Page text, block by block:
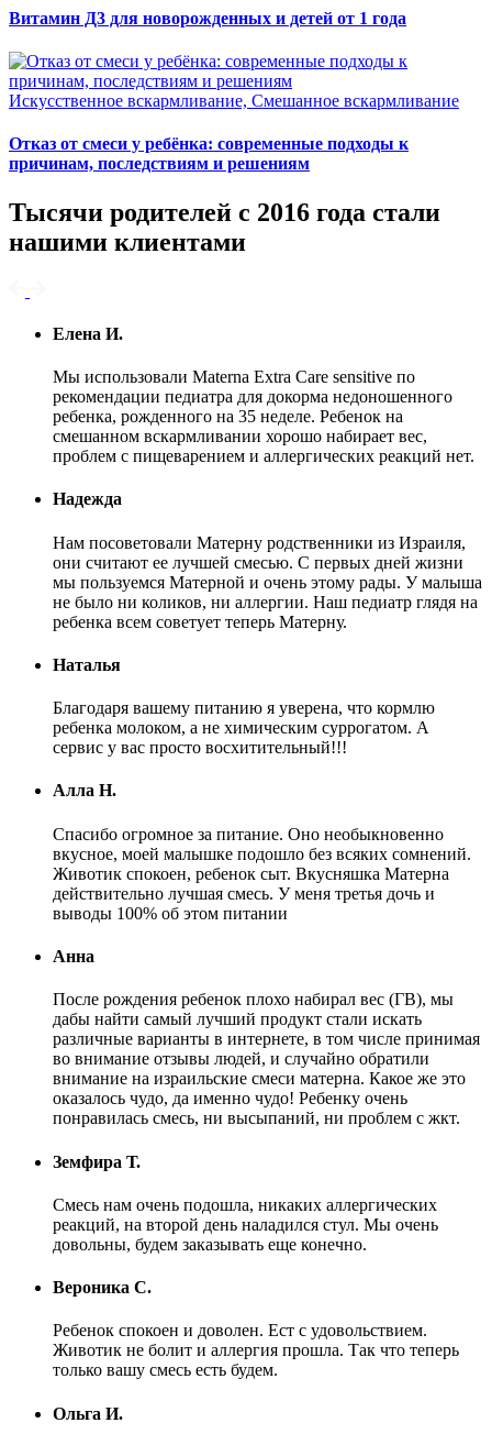
Витамин Д3 для новорожденных и детей от 1 года
Искусственное вскармливание, Смешанное вскармливание
Отказ от смеси у ребёнка: современные подходы к
причинам, последствиям и решениям
Тысячи родителей с 2016 года стали
нашими клиентами
Елена И.
Мы использовали Materna Extra Care sensitive по
рекомендации педиатра для докорма недоношенного
ребенка, рожденного на 35 неделе. Ребенок на
смешанном вскармливании хорошо набирает вес,
проблем с пищеварением и аллергических реакций нет.
Надежда
Нам посоветовали Матерну родственники из Израиля,
они считают ее лучшей смесью. С первых дней жизни
мы пользуемся Матерной и очень этому рады. У малыша
не было ни коликов, ни аллергии. Наш педиатр глядя на
ребенка всем советует теперь Матерну.
Наталья
Благодаря вашему питанию я уверена, что кормлю
ребенка молоком, а не химическим суррогатом. А
сервис у вас просто восхитительный!!!
Алла Н.
Спасибо огромное за питание. Оно необыкновенно
вкусное, моей малышке подошло без всяких сомнений.
Животик спокоен, ребенок сыт. Вкусняшка Матерна
действительно лучшая смесь. У меня третья дочь и
выводы 100% об этом питании
Анна
После рождения ребенок плохо набирал вес (ГВ), мы
дабы найти самый лучший продукт стали искать
различные варианты в интернете, в том числе принимая
во внимание отзывы людей, и случайно обратили
внимание на израильские смеси матерна. Какое же это
оказалось чудо, да именно чудо! Ребенку очень
понравилась смесь, ни высыпаний, ни проблем с жкт.
Земфира Т.
Смесь нам очень подошла, никаких аллергических
реакций, на второй день наладился стул. Мы очень
довольны, будем заказывать еще конечно.
Вероника С.
Ребенок спокоен и доволен. Ест с удовольствием.
Животик не болит и аллергия прошла. Так что теперь
только вашу смесь есть будем.
Ольга И.